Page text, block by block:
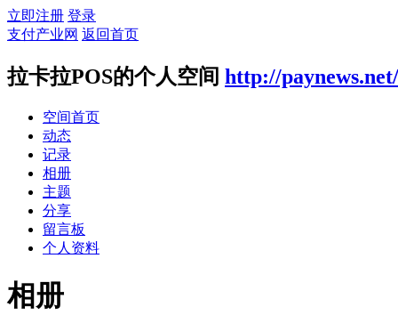
立即注册 登录
支付产业网 返回首页
拉卡拉POS的个人空间 http://
空间首页
动态
记录
相册
主题
分享
留言板
个人资料
相册